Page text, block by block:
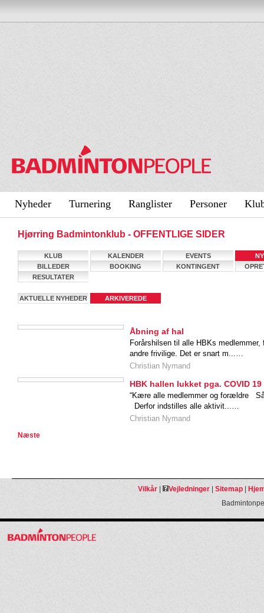
Nyheder Turnering Ranglister Personer
Hjørring Badmintonklub - OFFENTLIGE SIDER
KLUB KALENDER EVENTS
BILLEDER
BOOKING KONTINGENT
RESULTATER
AKTUELLE NYHEDER
ARKIVEREDE
Åbning af hal
Forårshilsen til alle HBKs
andre frivilige. Det er snart m...…
Christian Nymand
HBK hallen lukket pga. COVID
“Kære alle medlemmer og forældre
Derfor indstilles alle aktivit...…
Christian Nymand
Næste
Vilkår| Vejledninger| Sitemap|